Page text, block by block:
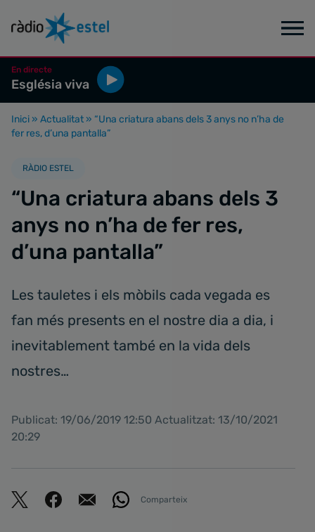
En directe
Església viva
Inici » Actualitat » “Una criatura abans dels 3 anys no n’ha de
fer res, d’una pantalla”
RÀDIO ESTEL
“Una criatura abans dels 3
anys no n’ha de fer res,
d’una pantalla”
Les tauletes i els mòbils cada vegada es
fan més presents en el nostre dia a dia, i
inevitablement també en la vida dels
nostres…
Publicat: 19/06/2019 12:50 Actualitzat: 13/10/2021
20:29
Comparteix